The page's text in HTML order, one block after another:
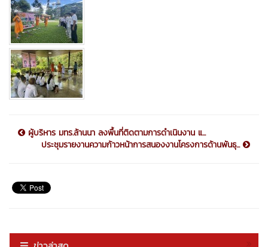
ผู้บริหาร มทร.ล้านนา ลงพื้นที่ติดตามการดำเนินงาน แ...
ประชุมรายงานความก้าวหน้าการสนองงานโครงการด้านพันธุ...